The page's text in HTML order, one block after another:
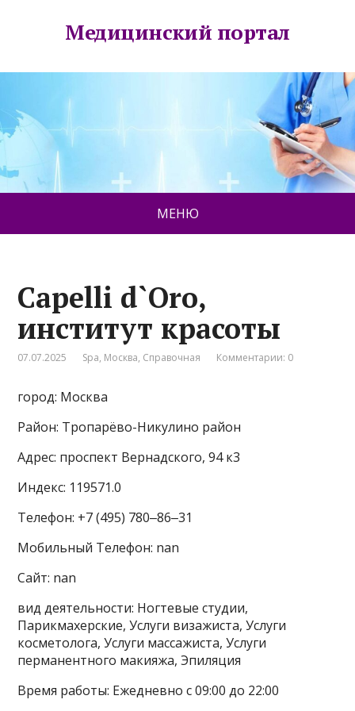
Медицинский портал
МЕНЮ
Capelli d`Oro,
институт красоты
07.07.2025 Spa, Москва, Справочная Комментарии: 0
город: Москва
Район: Тропарёво-Никулино район
Адрес: проспект Вернадского, 94 к3
Индекс: 119571.0
Телефон: +7 (495) 780‒86‒31
Мобильный Телефон: nan
Сайт: nan
вид деятельности: Ногтевые студии,
Парикмахерские, Услуги визажиста, Услуги
косметолога, Услуги массажиста, Услуги
перманентного макияжа, Эпиляция
Время работы: Ежедневно с 09:00 до 22:00